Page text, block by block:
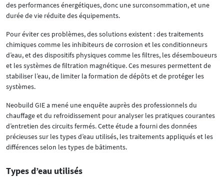
des performances énergétiques, donc une surconsommation, et une
durée de vie réduite des équipements.
Pour éviter ces problèmes, des solutions existent : des traitements
chimiques comme les inhibiteurs de corrosion et les conditionneurs
d’eau, et des dispositifs physiques comme les filtres, les désemboueurs
et les systèmes de filtration magnétique. Ces mesures permettent de
stabiliser l’eau, de limiter la formation de dépôts et de protéger les
systèmes.
Neobuild GIE a mené une enquête auprès des professionnels du
chauffage et du refroidissement pour analyser les pratiques courantes
d’entretien des circuits fermés. Cette étude a fourni des données
précieuses sur les types d’eau utilisés, les traitements appliqués et les
différences selon les types de bâtiments.
Types d’eau utilisés